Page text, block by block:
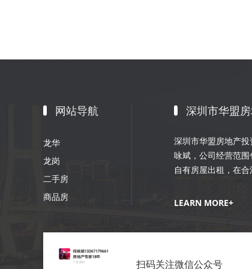
网站导航
龙华
龙岗
二手房
商品房
深圳市华盟
深圳市华盟房地产
咏斌，公司经营范
自有房屋出租，在
销策划等。
LEARN MORE+
扫码关注微信公众号